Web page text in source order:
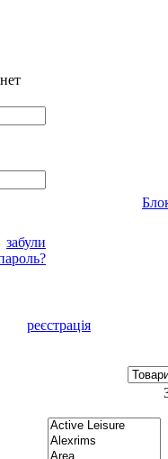
забули
реєстрація